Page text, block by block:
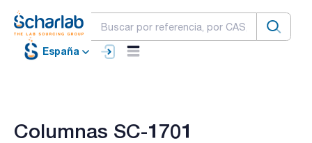
España
Columnas SC-1701